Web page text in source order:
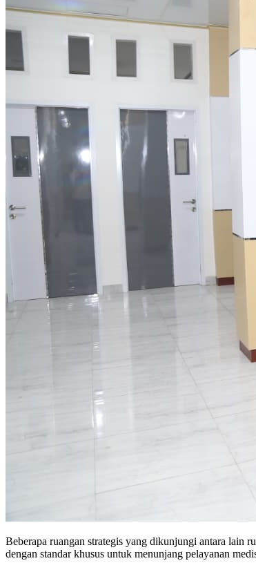
Beberapa ruangan strategis yang dikunjungi antara lain
dengan standar khusus untuk menunjang pelayanan